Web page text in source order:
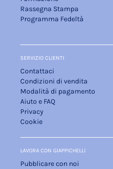
Rassegna Stampa
Programma Fedeltà
SERVIZIO CLIENTI
Contattaci
Condizioni di vendita
Modalità di pagamento
Aiuto e FAQ
Privacy
Cookie
LAVORA CON GIAPPICHELLI
Pubblicare con noi